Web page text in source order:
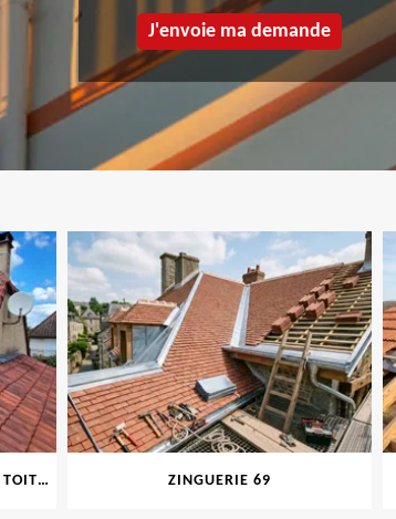
NETTOYAGE ET DÉMOUSSAGE DE TOITURE ET FAÇADE 69 ZINGUERIE 69